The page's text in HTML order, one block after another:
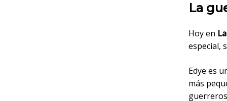
La
Hoy en
especial,
Edye es
más